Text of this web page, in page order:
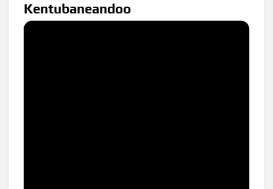
Kentubaneandoo